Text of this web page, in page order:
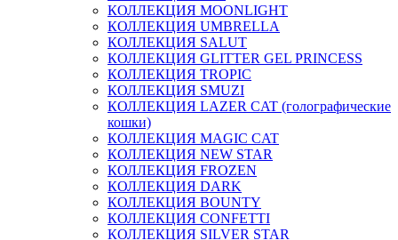
КОЛЛЕКЦИЯ MOONLIGHT
КОЛЛЕКЦИЯ UMBRELLA
КОЛЛЕКЦИЯ SALUT
КОЛЛЕКЦИЯ GLITTER GEL PRINCESS
КОЛЛЕКЦИЯ TROPIC
КОЛЛЕКЦИЯ SMUZI
КОЛЛЕКЦИЯ LAZER CAT (голографические
кошки)
КОЛЛЕКЦИЯ MAGIC CAT
КОЛЛЕКЦИЯ NEW STAR
КОЛЛЕКЦИЯ FROZEN
КОЛЛЕКЦИЯ DARK
КОЛЛЕКЦИЯ BOUNTY
КОЛЛЕКЦИЯ CONFETTI
КОЛЛЕКЦИЯ SILVER STAR